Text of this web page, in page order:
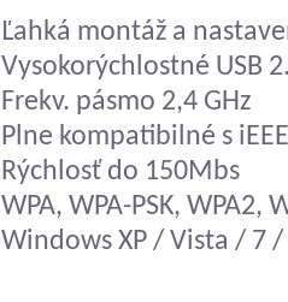
Ľahká montáž a
Vysokorýchlostné USB
Frekv. pásmo 2,4 GHz
Plne kompatibilné s
Rýchlosť do 150Mbs
WPA, WPA-PSK, WPA2,
Windows XP / Vista / 7